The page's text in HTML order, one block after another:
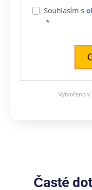
Souhlasím s
*
Vytvořeno
Časté